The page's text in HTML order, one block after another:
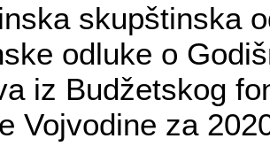
skupštinska
odluke o
iz Budžetskog
Vojvodine za